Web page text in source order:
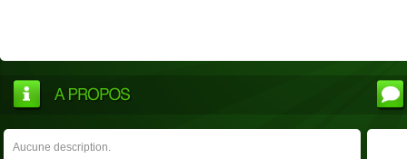
Aucune description.